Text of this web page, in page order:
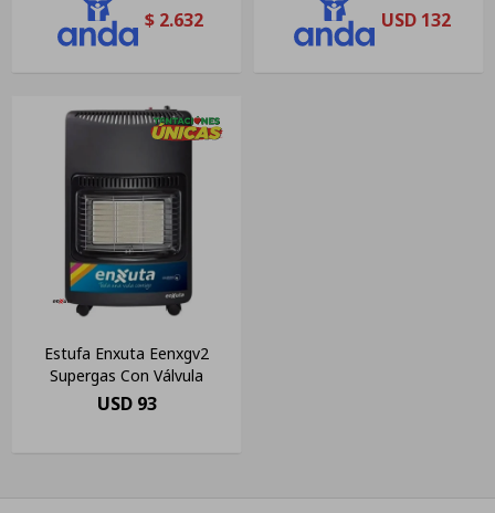
$ 2.632 USD 132
Estufa Enxuta Eenxgv2
Supergas Con Válvula
USD 93